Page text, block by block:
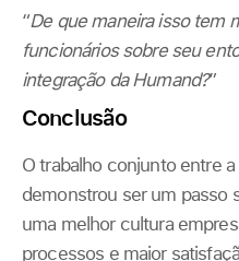
“De que maneira isso tem
funcionários sobre seu
integração da Humand?”
Conclusão
O trabalho conjunto entre
demonstrou ser um passo
uma melhor cultura
processos e maior